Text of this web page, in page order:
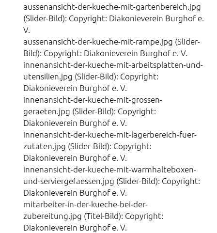
aussenansicht-der-kueche-mit-gartenbereich.jpg
(Slider-Bild): Copyright: Diakonieverein Burghof e.
V.
aussenansicht-der-kueche-mit-rampe.jpg (Slider-
Bild): Copyright: Diakonieverein Burghof e. V.
innenansicht-der-kueche-mit-arbeitsplatten-und-
utensilien.jpg (Slider-Bild): Copyright:
Diakonieverein Burghof e. V.
innenansicht-der-kueche-mit-grossen-
geraeten.jpg (Slider-Bild): Copyright:
Diakonieverein Burghof e. V.
innenansicht-der-kueche-mit-lagerbereich-fuer-
zutaten.jpg (Slider-Bild): Copyright:
Diakonieverein Burghof e. V.
innenansicht-der-kueche-mit-warmhalteboxen-
und-serviergefaessen.jpg (Slider-Bild): Copyright:
Diakonieverein Burghof e. V.
mitarbeiter-in-der-kueche-bei-der-
zubereitung.jpg (Titel-Bild): Copyright:
Diakonieverein Burghof e. V.